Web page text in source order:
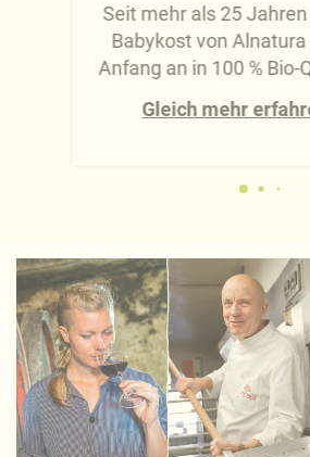
Seit mehr als 25
Babykost von
Anfang an in 100 % Bio-
Gleich mehr